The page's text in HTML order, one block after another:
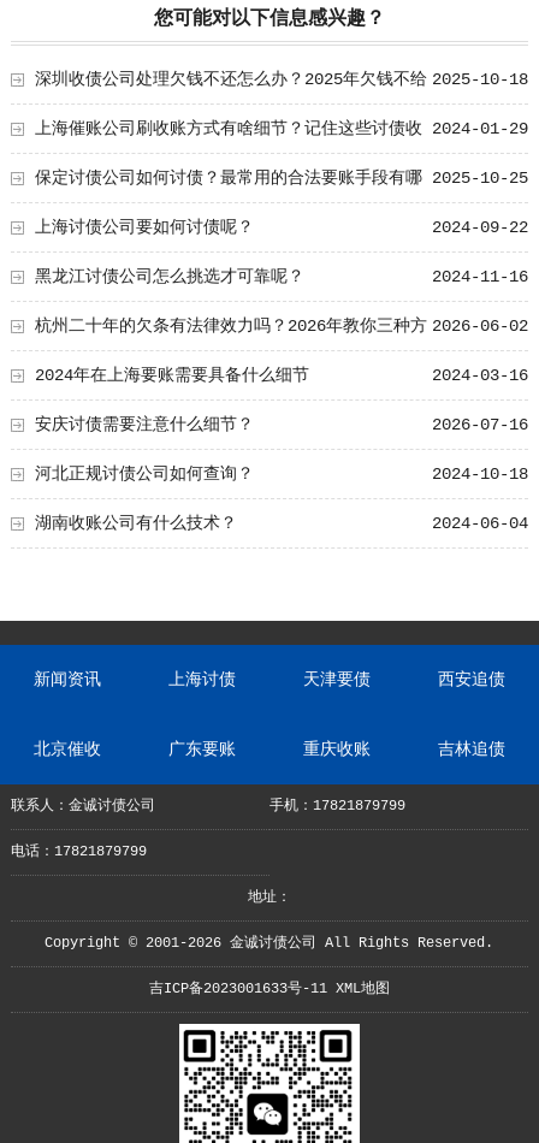
您可能对以下信息感兴趣？
2025-10-18
深圳收债公司处理欠钱不还怎么办？2025年欠钱不给
最好的解决方法 2024-01-29
上海催账公司刷收账方式有啥细节？记住这些讨债收
账成功率能提高一倍！ 2025-10-25
保定讨债公司如何讨债？最常用的合法要账手段有哪
些 2024-09-22
上海讨债公司要如何讨债呢？
2024-11-16
黑龙江讨债公司怎么挑选才可靠呢？
2026-06-02
杭州二十年的欠条有法律效力吗？2026年教你三种方
式追回！ 2024-03-16
2024年在上海要账需要具备什么细节
2026-07-16
安庆讨债需要注意什么细节？
2024-10-18
河北正规讨债公司如何查询？
2024-06-04
湖南收账公司有什么技术？
新闻资讯 上海讨债 天津要债 西安追债
北京催收 广东要账 重庆收账 吉林追债
联系人：金诚讨债公司 手机：17821879799
电话：17821879799
地址：
Copyright © 2001-2026 金诚讨债公司 All Rights Reserved.
吉ICP备2023001633号-11 XML地图